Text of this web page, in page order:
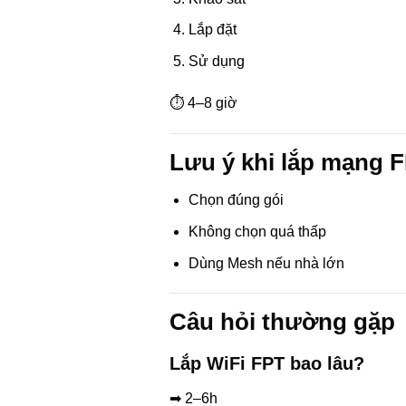
Lắp đặt
Sử dụng
⏱ 4–8 giờ
Lưu ý khi lắp mạng
Chọn đúng gói
Không chọn quá thấp
Dùng Mesh nếu nhà lớn
Câu hỏi thường gặp
Lắp WiFi FPT bao lâu?
➡ 2–6h